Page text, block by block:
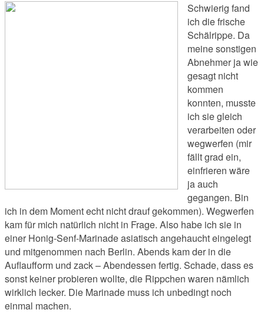
Schwierig fand
ich die frische
Schälrippe. Da
meine sonstigen
Abnehmer ja wie
gesagt nicht
kommen
konnten, musste
ich sie gleich
verarbeiten oder
wegwerfen (mir
fällt grad ein,
einfrieren wäre
ja auch
gegangen. Bin
ich in dem Moment echt nicht drauf gekommen). Wegwerfen
kam für mich natürlich nicht in Frage. Also habe ich sie in
einer Honig-Senf-Marinade asiatisch angehaucht eingelegt
und mitgenommen nach Berlin. Abends kam der in die
Auflaufform und zack – Abendessen fertig. Schade, dass es
sonst keiner probieren wollte, die Rippchen waren nämlich
wirklich lecker. Die Marinade muss ich unbedingt noch
einmal machen.